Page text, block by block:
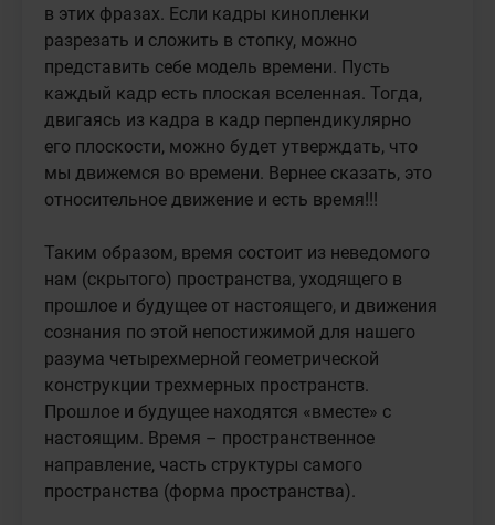
в этих фразах. Если кадры кинопленки
разрезать и сложить в стопку, можно
представить себе модель времени. Пусть
каждый кадр есть плоская вселенная. Тогда,
двигаясь из кадра в кадр перпендикулярно
его плоскости, можно будет утверждать, что
мы движемся во времени. Вернее сказать, это
относительное движение и есть время!!!
Таким образом, время состоит из неведомого
нам (скрытого) пространства, уходящего в
прошлое и будущее от настоящего, и движения
сознания по этой непостижимой для нашего
разума четырехмерной геометрической
конструкции трехмерных пространств.
Прошлое и будущее находятся «вместе» с
настоящим. Время – пространственное
направление, часть структуры самого
пространства (форма пространства).